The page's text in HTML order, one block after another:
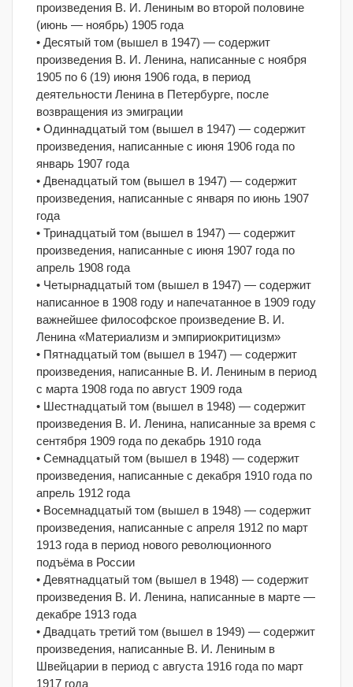
произведения В. И. Лениным во второй половине
(июнь — ноябрь) 1905 года
• Десятый том (вышел в 1947) — содержит
произведения В. И. Ленина, написанные с ноября
1905 по 6 (19) июня 1906 года, в период
деятельности Ленина в Петербурге, после
возвращения из эмиграции
• Одиннадцатый том (вышел в 1947) — содержит
произведения, написанные с июня 1906 года по
январь 1907 года
• Двенадцатый том (вышел в 1947) — содержит
произведения, написанные с января по июнь 1907
года
• Тринадцатый том (вышел в 1947) — содержит
произведения, написанные с июня 1907 года по
апрель 1908 года
• Четырнадцатый том (вышел в 1947) — содержит
написанное в 1908 году и напечатанное в 1909 году
важнейшее философское произведение В. И.
Ленина «Материализм и эмпириокритицизм»
• Пятнадцатый том (вышел в 1947) — содержит
произведения, написанные В. И. Лениным в период
с марта 1908 года по август 1909 года
• Шестнадцатый том (вышел в 1948) — содержит
произведения В. И. Ленина, написанные за время с
сентября 1909 года по декабрь 1910 года
• Семнадцатый том (вышел в 1948) — содержит
произведения, написанные с декабря 1910 года по
апрель 1912 года
• Восемнадцатый том (вышел в 1948) — содержит
произведения, написанные с апреля 1912 по март
1913 года в период нового революционного
подъёма в России
• Девятнадцатый том (вышел в 1948) — содержит
произведения В. И. Ленина, написанные в марте —
декабре 1913 года
• Двадцать третий том (вышел в 1949) — содержит
произведения, написанные В. И. Лениным в
Швейцарии в период с августа 1916 года по март
1917 года